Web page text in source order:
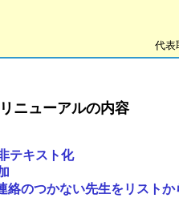
代
リニューアルの内容
テキスト化
絡のつかない先生をリストか